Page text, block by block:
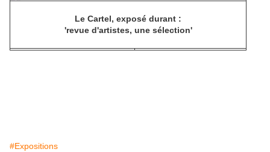
Le Cartel, exposé durant :
'revue d'artistes, une sélection'
#Expositions